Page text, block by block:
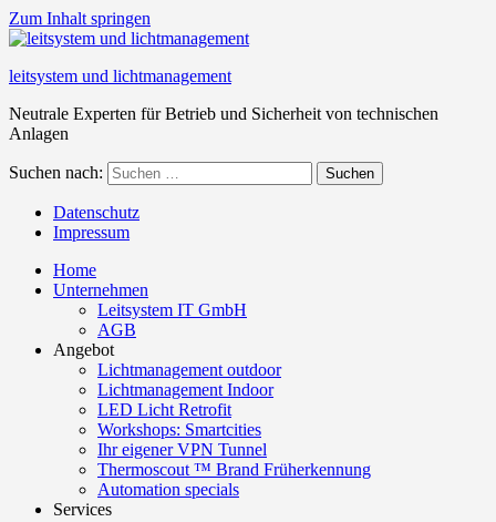
Zum Inhalt springen
leitsystem und lichtmanagement
Neutrale Experten für Betrieb und Sicherheit von technischen
Anlagen
Suchen nach: Suchen
Datenschutz
Impressum
Home
Unternehmen
Leitsystem IT GmbH
AGB
Angebot
Lichtmanagement outdoor
Lichtmanagement Indoor
LED Licht Retrofit
Workshops: Smartcities
Ihr eigener VPN Tunnel
Thermoscout ™ Brand Früherkennung
Automation specials
Services